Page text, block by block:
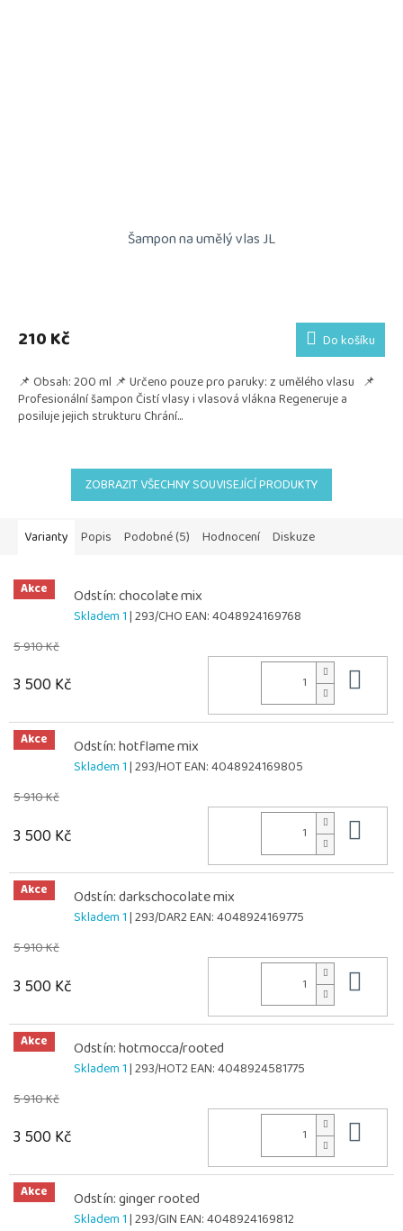
Šampon na umělý vlas JL
210 Kč Do košíku
📌 Obsah: 200 ml 📌 Určeno pouze pro paruky: z umělého vlasu 📌
Profesionální šampon Čistí vlasy i vlasová vlákna Regeneruje a
posiluje jejich strukturu Chrání...
ZOBRAZIT VŠECHNY SOUVISEJÍCÍ PRODUKTY
Varianty Popis Podobné (5) Hodnocení Diskuze
Akce Odstín: chocolate mix
Skladem 1| 293/CHOEAN:4048924169768
5 910 Kč
3 500 Kč
Akce Odstín: hotflame mix
Skladem 1| 293/HOTEAN:4048924169805
5 910 Kč
3 500 Kč
Akce Odstín: darkschocolate mix
Skladem 1| 293/DAR2EAN:4048924169775
5 910 Kč
3 500 Kč
Akce Odstín: hotmocca/rooted
Skladem 1| 293/HOT2EAN:4048924581775
5 910 Kč
3 500 Kč
Akce Odstín: ginger rooted
Skladem 1| 293/GINEAN:4048924169812